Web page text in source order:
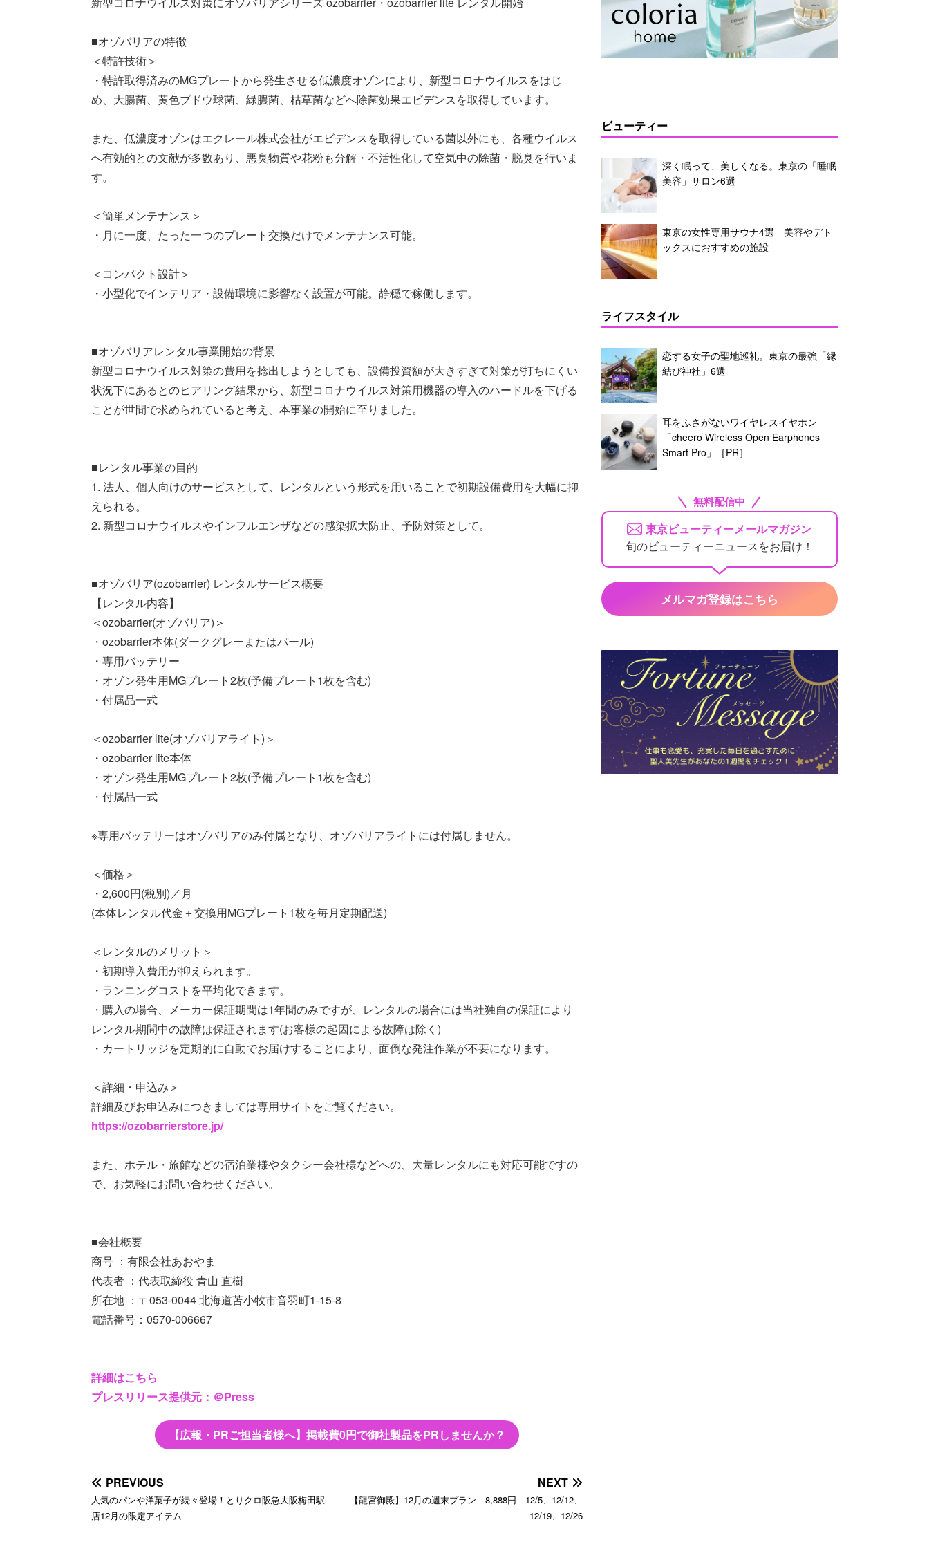
■オゾバリアの特徴
＜特許技術＞
・特許取得済みのMGプレートから発生させる低濃度オゾンにより、新型コロナウイルスをはじ
め、大腸菌、黄色ブドウ球菌、緑膿菌、枯草菌などへ除菌効果エビデンスを取得しています。
また、低濃度オゾンはエクレール株式会社がエビデンスを取得している菌以外にも、各種ウイルス
へ有効的との文献が多数あり、悪臭物質や花粉も分解・不活性化して空気中の除菌・脱臭を行いま
す。
＜簡単メンテナンス＞
・月に一度、たった一つのプレート交換だけでメンテナンス可能。
＜コンパクト設計＞
・小型化でインテリア・設備環境に影響なく設置が可能。静穏で稼働します。
■オゾバリアレンタル事業開始の背景
新型コロナウイルス対策の費用を捻出しようとしても、設備投資額が大きすぎて対策が打ちにくい
状況下にあるとのヒアリング結果から、新型コロナウイルス対策用機器の導入のハードルを下げる
ことが世間で求められていると考え、本事業の開始に至りました。
■レンタル事業の目的
1. 法人、個人向けのサービスとして、レンタルという形式を用いることで初期設備費用を大幅に抑
えられる。
2. 新型コロナウイルスやインフルエンザなどの感染拡大防止、予防対策として。
■オゾバリア(ozobarrier) レンタルサービス概要
【レンタル内容】
＜ozobarrier(オゾバリア)＞
・ozobarrier本体(ダークグレーまたはパール)
・専用バッテリー
・オゾン発生用MGプレート2枚(予備プレート1枚を含む)
・付属品一式
＜ozobarrier lite(オゾバリアライト)＞
・ozobarrier lite本体
・オゾン発生用MGプレート2枚(予備プレート1枚を含む)
・付属品一式
※専用バッテリーはオゾバリアのみ付属となり、オゾバリアライトには付属しません。
＜価格＞
・2,600円(税別)／月
(本体レンタル代金＋交換用MGプレート1枚を毎月定期配送)
＜レンタルのメリット＞
・初期導入費用が抑えられます。
・ランニングコストを平均化できます。
・購入の場合、メーカー保証期間は1年間のみですが、レンタルの場合には当社独自の保証により
レンタル期間中の故障は保証されます(お客様の起因による故障は除く)
・カートリッジを定期的に自動でお届けすることにより、面倒な発注作業が不要になります。
＜詳細・申込み＞
詳細及びお申込みにつきましては専用サイトをご覧ください。
https://ozobarrierstore.jp/
また、ホテル・旅館などの宿泊業様やタクシー会社様などへの、大量レンタルにも対応可能ですの
で、お気軽にお問い合わせください。
■会社概要
商号 ：有限会社あおやま
代表者 ：代表取締役 青山 直樹
所在地 ：〒053-0044 北海道苫小牧市音羽町1-15-8
電話番号：0570-006667
詳細はこちら
プレスリリース提供元：＠Press
【広報・PRご担当者様へ】掲載費0円で御社製品をPRしませんか？
PREVIOUS
人気のパンや洋菓子が続々登場！とりクロ阪急大阪梅田駅
店12月の限定アイテム
NEXT
【龍宮御殿】12月の週末プラン 8,888円 12/5、12/12、
12/19、12/26
ビューティー
深く眠って、美しくなる。東京の「睡眠
美容」サロン6選
東京の女性専用サウナ4選 美容やデト
ックスにおすすめの施設
ライフスタイル
恋する女子の聖地巡礼。東京の最強「縁
結び神社」6選
耳をふさがないワイヤレスイヤホン
「cheero Wireless Open Earphones
Smart Pro」［PR］
無料配信中
東京ビューティーメールマガジン
旬のビューティーニュースをお届け！
メルマガ登録はこちら